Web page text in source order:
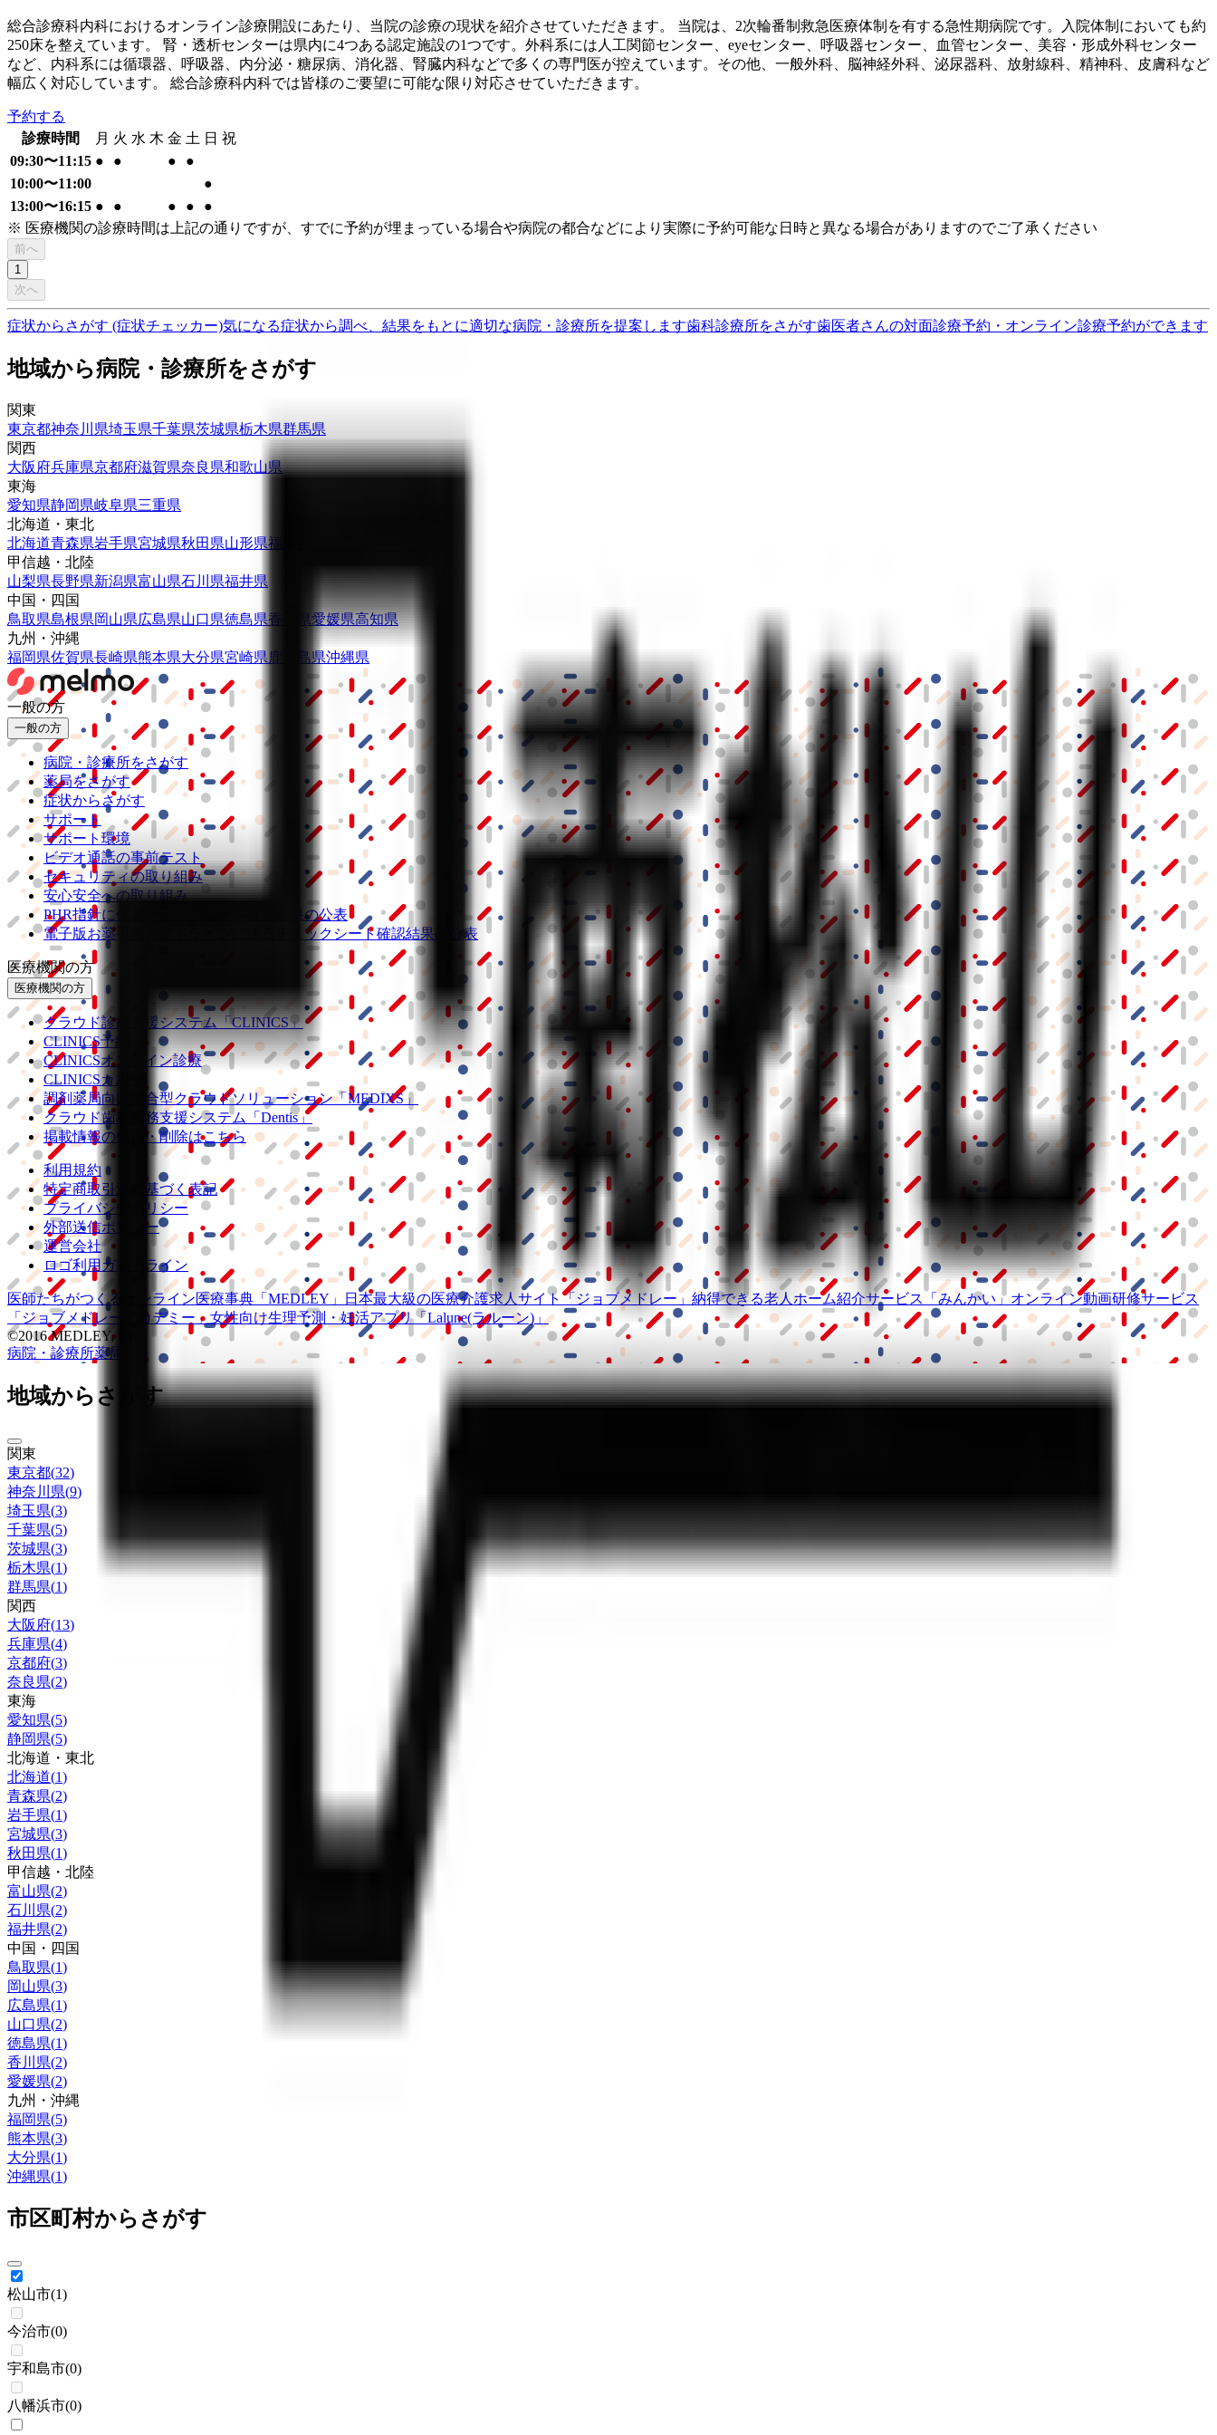
総合診療科内科におけるオンライン診療開設にあたり、当院の診療の現状を紹介させていただきます。 当院は、2次輪番制救急医療体制を有する急性期病院です。入院体制においても約
250床を整えています。 腎・透析センターは県内に4つある認定施設の1つです。外科系には人工関節センター、eyeセンター、呼吸器センター、血管センター、美容・形成外科センター
など、内科系には循環器、呼吸器、内分泌・糖尿病、消化器、腎臓内科などで多くの専門医が控えています。その他、一般外科、脳神経外科、泌尿器科、放射線科、精神科、皮膚科など
幅広く対応しています。 総合診療科内科では皆様のご要望に可能な限り対応させていただきます。
予約する
診療時間
月 火 水 木 金 土 日 祝
09:30〜11:15 ● ● ●
●
10:00〜11:00
●
13:00〜16:15 ● ● ● ●
●
※ 医療機関の診療時間は上記の通りですが、すでに予約が埋まっている場合や病院の都合などにより実際に予約可能な日時と異なる場合がありますのでご了承ください
前へ
1
次へ
症状からさがす (症状チェッカー)気になる症状から調べ、結果をもとに適切な病院・診療所を提案します歯科診療所をさがす歯医者さんの対面診療予約・オンライン診療予約ができます
地域から病院・診療所をさがす
関東
東京都神奈川県埼玉県千葉県茨城県栃木県群馬県
関西
大阪府兵庫県京都府滋賀県奈良県和歌山県
東海
愛知県静岡県岐阜県三重県
北海道・東北
北海道青森県岩手県宮城県秋田県山形県福島県
甲信越・北陸
山梨県長野県新潟県富山県石川県福井県
中国・四国
鳥取県島根県岡山県広島県山口県徳島県香川県愛媛県高知県
九州・沖縄
福岡県佐賀県長崎県熊本県大分県宮崎県鹿児島県沖縄県
一般の方
一般の方
病院・診療所をさがす
薬局をさがす
症状からさがす
サポート
サポート環境
ビデオ通話の事前テスト
セキュリティの取り組み
安心安全への取り組み
PHR指針に係るチェックシート確認結果の公表
電子版お薬手帳ガイドラインに係るチェックシート確認結果の公表
医療機関の方
医療機関の方
クラウド診療 支援システム「CLINICS」
CLINICS予約
CLINICSオンライン診療
CLINICSカルテ
調剤薬局向け統合型クラウドソリューション「MEDIXS」
クラウド歯科業務支援システム
「Dentis」
掲載情報の修正・削除はこちら
利用規約
特定商取引法に基づく表記
プライバシーポリシー
外部送信ポリシー
運営会社
ロゴ利用ガイドライン
医師たちがつくる オンライン医療事典 「MEDLEY」 日本最大級の医療介護求人サイト 「ジョブメドレー」 納得できる老人ホーム紹介サービス 「みんかい」 オンライン動画研修サービス
「ジョブメドレー
アカデミー」 女性向け生理予測・妊活アプリ「Lalune(ラルーン)」
©2016 MEDLEY, INC.
病院・診療所薬局
地域からさがす
関東
東京都(32)
神奈川県(9)
埼玉県(3)
千葉県(5)
茨城県(3)
栃木県(1)
群馬県(1)
関西
大阪府(13)
兵庫県(4)
京都府(3)
奈良県(2)
東海
愛知県(5)
静岡県(5)
北海道・東北
北海道(1)
青森県(2)
岩手県(1)
宮城県(3)
秋田県(1)
甲信越・北陸
富山県(2)
石川県(2)
福井県(2)
中国・四国
鳥取県(1)
岡山県(3)
広島県(1)
山口県(2)
徳島県(1)
香川県(2)
愛媛県(2)
九州・沖縄
福岡県(5)
熊本県(3)
大分県(1)
沖縄県(1)
市区町村からさがす
松山市(1)
今治市(0)
宇和島市(0)
八幡浜市(0)